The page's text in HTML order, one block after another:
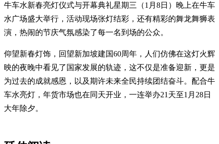
牛车水新春亮灯仪式与开幕典礼星期三（1月8日）晚上在牛车
水广场盛大举行，活动现场张灯结彩，还有精彩的舞龙舞狮表
演，热闹的节庆气氛感染了每一名到场的公众。
仰望新春灯饰，回望新加坡建国60周年，人们仿佛在这灯火辉
映的夜晚中看见了国家发展的轨迹，这不仅是准备迎新，更是
为过去的成就感恩，以及期许未来全民持续团结奋斗。配合牛
车水亮灯，年货市场也在同天开业，一连举办21天至1月28日
大年除夕。